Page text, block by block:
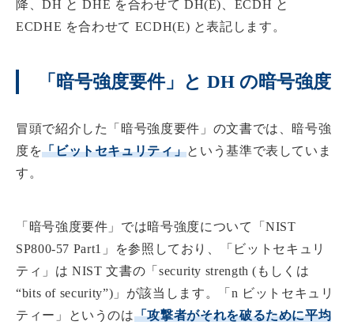
降、DH と DHE を合わせて DH(E)、ECDH と
ECDHE を合わせて ECDH(E) と表記します。
「暗号強度要件」と DH の暗号強度
冒頭で紹介した「暗号強度要件」の文書では、暗号強
度を「ビットセキュリティ」という基準で表していま
す。
「暗号強度要件」では暗号強度について「NIST
SP800-57 Part1」を参照しており、「ビットセキュリ
ティ」は NIST 文書の「security strength (もしくは
“bits of security”)」が該当します。「n ビットセキュリ
ティー」というのは「攻撃者がそれを破るために平均